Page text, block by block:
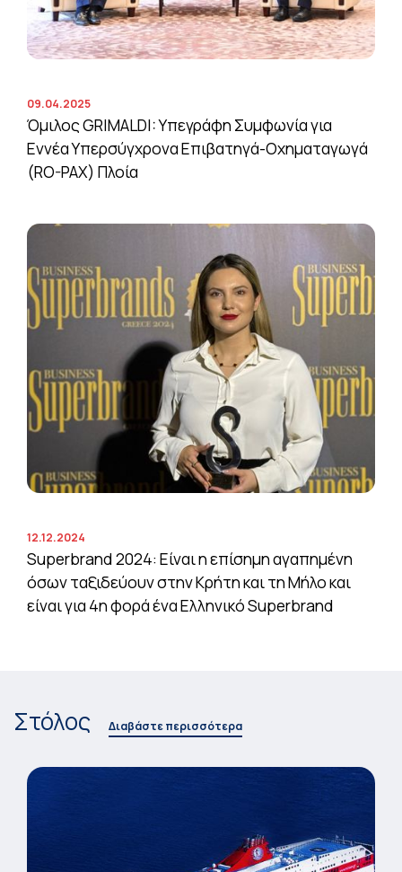
09.04.2025
Όμιλος GRIMALDI: Υπεγράφη Συμφωνία για
Εννέα Υπερσύγχρονα Επιβατηγά-Οχηματαγωγά
(RO-PAX) Πλοία
12.12.2024
Superbrand 2024: Είναι η επίσημη αγαπημένη
όσων ταξιδεύουν στην Κρήτη και τη Μήλο και
είναι για 4η φορά ένα Ελληνικό Superbrand
Στόλος Διαβάστε περισσότερα